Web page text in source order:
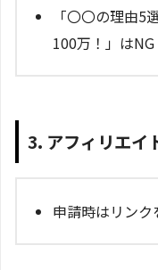
「〇〇の理由
100万！」はNG
3. アフィリエイ
申請時はリン